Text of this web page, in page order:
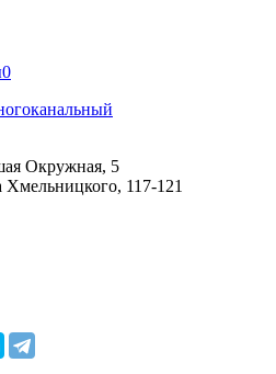
0
Окружная, 5
Хмельницкого, 117-121